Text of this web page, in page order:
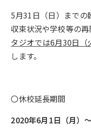
5月31日（日）までの
収束状況や学校等の再
タジオでは6月30日
します。
〇休校延長期間
2020年6月1日（月）